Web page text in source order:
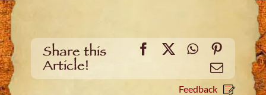
Share this
Article!
Facebook
X WhatsApp
Email
Feedback